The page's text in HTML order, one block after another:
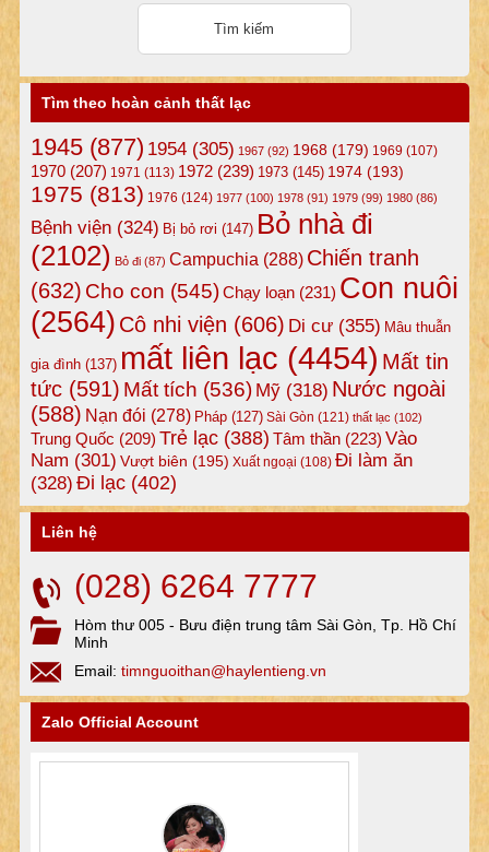
Tìm theo hoàn cảnh thất lạc
1945(877) 1954(305) 1967(92) 1968(179) 1969 (107)
1970(207) 1971 (113) 1972(239) 1973(145) 1974(193)
1975 (813) 1976 (124) 1977(100) 1978(91) 1979(99) 1980(86)
Bệnh viện(324) Bị bỏ rơi (147) Bỏ nhà đi
(2102) Bỏ đi(87) Campuchia (288) Chiến tranh
(632) Cho con (545)Chạy loạn(231) Con nuôi
(2564) Cô nhi viện (606) Di cư(355) Mâu thuẫn
gia đình(137) mất liên lạc (4454) Mất tin
tức(591) Mất tích (536) Mỹ(318) Nước ngoài
(588) Nạn đói (278) Pháp(127) Sài Gòn (121) thất lạc (102)
Trung Quốc (209) Trẻ lạc(388) Tâm thần(223) Vào
Nam (301) Vượt biên (195) Xuất ngoại (108) Đi làm ăn
(328) Đi lạc(402)
Liên hệ
(028) 6264 7777
Hòm thư 005 - Bưu điện trung tâm Sài Gòn, Tp. Hồ Chí
Minh
Email: timnguoithan@haylentieng.vn
Zalo Official Account